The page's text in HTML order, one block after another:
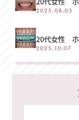
スポット治療
2025.08.03
20代女性 ホ
2025.10.07